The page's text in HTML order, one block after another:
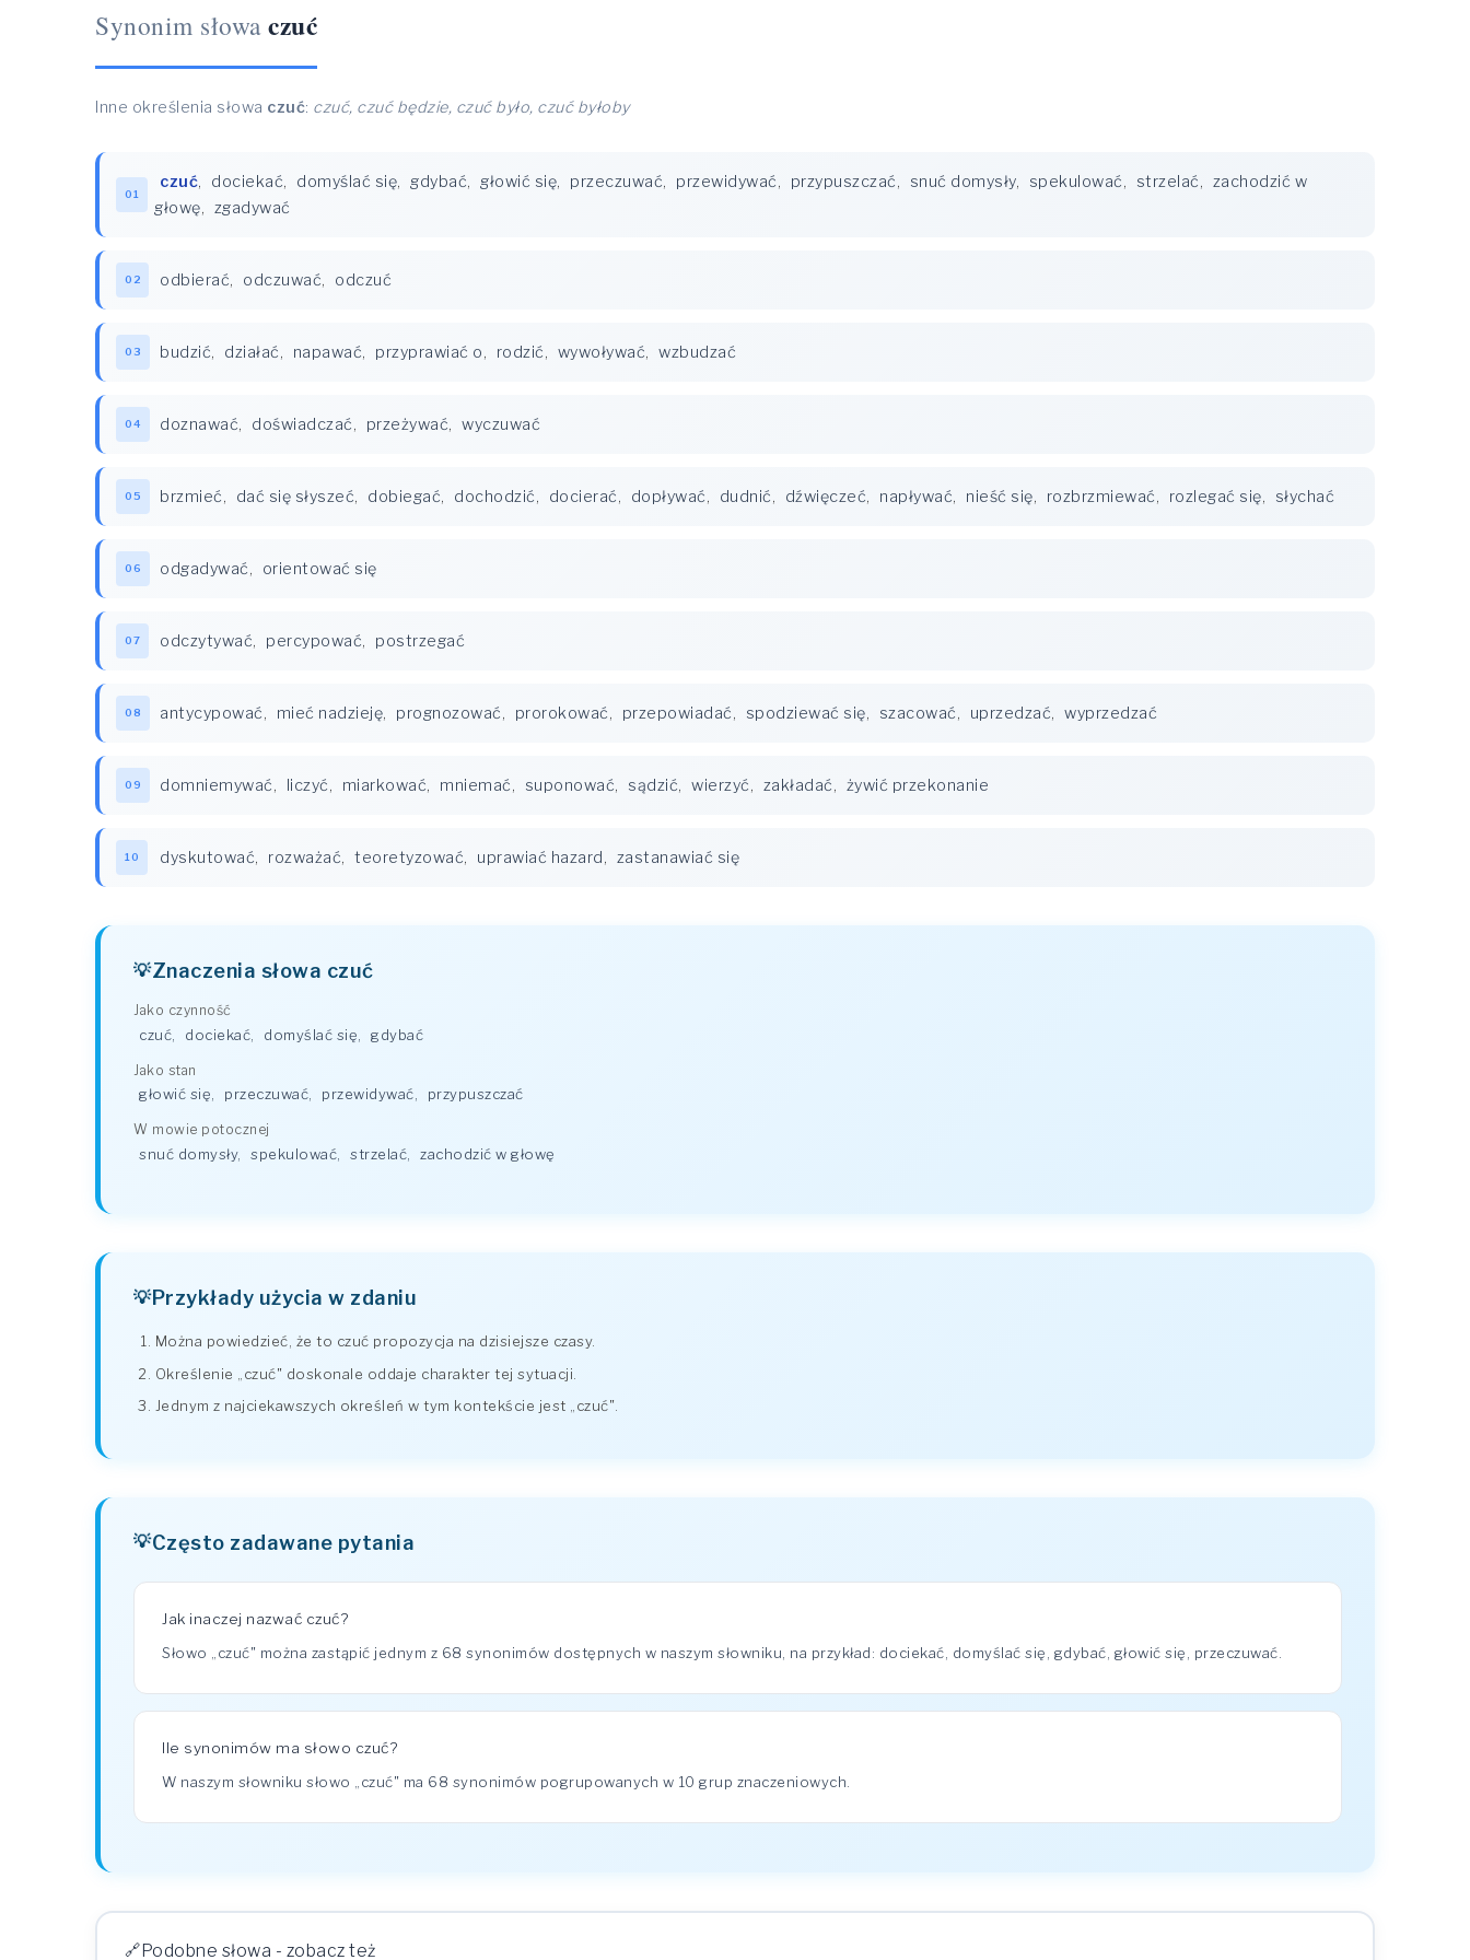
Synonim słowa czuć
Inne określenia słowa czuć: czuć, czuć będzie, czuć było, czuć byłoby
01
czuć, dociekać, domyślać się, gdybać, głowić się, przeczuwać, przewidywać, przypuszczać, snuć domysły, spekulować, strzelać, zachodzić w
głowę, zgadywać
02 odbierać, odczuwać, odczuć
03 budzić, działać, napawać, przyprawiać o, rodzić, wywoływać, wzbudzać
04 doznawać, doświadczać, przeżywać, wyczuwać
05 brzmieć, dać się słyszeć, dobiegać, dochodzić, docierać, dopływać, dudnić, dźwięczeć, napływać, nieść się, rozbrzmiewać, rozlegać się, słychać
06 odgadywać, orientować się
07 odczytywać, percypować, postrzegać
08 antycypować, mieć nadzieję, prognozować, prorokować, przepowiadać, spodziewać się, szacować, uprzedzać, wyprzedzać
09 domniemywać, liczyć, miarkować, mniemać, suponować, sądzić, wierzyć, zakładać, żywić przekonanie
10 dyskutować, rozważać, teoretyzować, uprawiać hazard, zastanawiać się
Znaczenia słowa czuć
Jako czynność
czuć dociekać domyślać się gdybać
Jako stan
głowić się, przeczuwać, przewidywać, przypuszczać
W mowie potocznej
snuć domysły, spekulować strzelać zachodzić w głowę
Przykłady użycia w zdaniu
Można powiedzieć, że to czuć propozycja na dzisiejsze czasy.
Określenie „czuć" doskonale oddaje charakter tej sytuacji.
Jednym z najciekawszych określeń w tym kontekście jest „czuć".
Często zadawane pytania
Jak inaczej nazwać czuć?
Słowo „czuć" można zastąpić jednym z 68 synonimów dostępnych w naszym słowniku, na przykład: dociekać, domyślać się, gdybać, głowić się, przeczuwać.
Ile synonimów ma słowo czuć?
W naszym słowniku słowo „czuć" ma 68 synonimów pogrupowanych w 10 grup znaczeniowych.
Podobne słowa - zobacz też